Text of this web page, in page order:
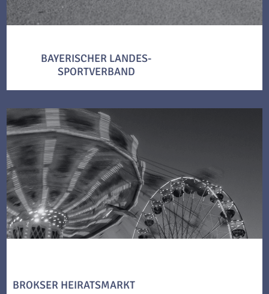
BAYERISCHER LANDES-
SPORTVERBAND
BROKSER HEIRATSMARKT